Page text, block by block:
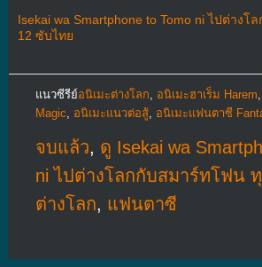
Isekai wa Smartphone to Tomo ni ไปต่าง
12 ซับไทย
แนวซีรีย์อนิเมะต่างโลก, อนิเมะฮาเร็ม Harem,
Magic, อนิเมะแนวต่อสู้, อนิเมะแฟนตาซี
จบแล้ว, ดู Isekai wa
ni ไปต่างโลกกับสมาร์ทโฟน
ต่างโลก, แฟนตาซี